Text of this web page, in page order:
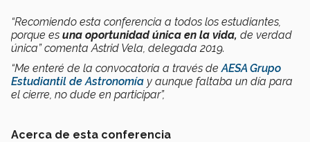
“Recomiendo esta conferencia a todos los estudiantes,
porque es una oportunidad única en la vida, de verdad
única” comenta Astrid Vela, delegada 2019.
“Me enteré de la convocatoria a través de AESA Grupo
Estudiantil de Astronomía y aunque faltaba un día para
el cierre, no dude en participar”,
Acerca de esta conferencia